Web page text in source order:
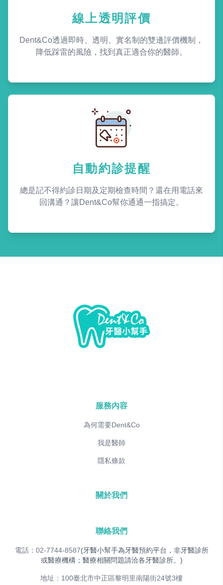
線上透明評價
Dent&Co透過即時、透明、實名制的雙邊評價機制，
降低踩雷的風險，找到真正適合你的醫師。
自動約診提醒
總是記不得約診日期及定期檢查時間？還在用電話來
回溝通？讓Dent&Co幫你通通一指搞定。
服務內容
為何需要Dent&Co
我是醫師
隱私條款
關於我們
聯絡我們
電話：02-7744-8587(牙醫小幫手為牙醫預約平台，非牙醫診所
或醫療機構；醫療相關問題請洽各牙醫診所。)
地址：100臺北市中正區黎明里南陽街24號3樓